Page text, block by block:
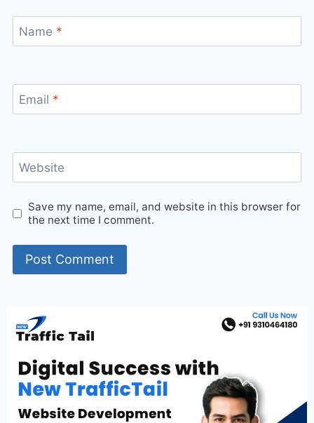
Name *
Email *
Website
Save my name, email, and website in this browser for
the next time I comment.